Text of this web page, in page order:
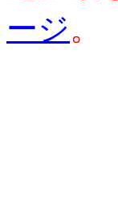
ージ。